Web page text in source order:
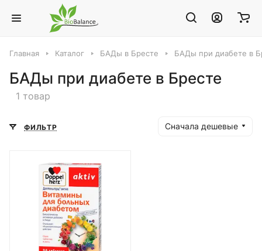
Главная Каталог БАДы в Бресте БАДы при диабете в
БАДы при диабете в Бресте
1 товар
ФИЛЬТР Сначала дешевые